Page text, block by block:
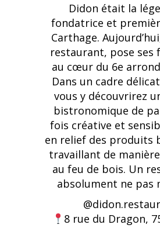
Didon était la
fondatrice et
Carthage.
restaurant, pose ses
au cœur du 6e
Dans un cadre
vous y découvrirez
bistronomique de
fois créative et
en relief des produits
travaillant de
au feu de bois. Un
absolument ne pas
8 rue du Dragon,